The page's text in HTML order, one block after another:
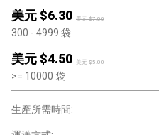
美元 $6.30 美元 $7.00
300 - 4999 袋
美元 $4.50 美元 $5.00
>= 10000 袋
生產所需時間: